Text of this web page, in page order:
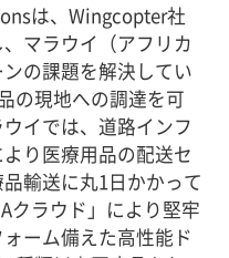
は、Wingcopter社
マラウイ（アフリカ
の課題を解決してい
の現地への調達を可
イでは、道路インフ
り医療用品の配送セ
輸送に丸1日かかって
クラウド」により堅牢
ーム備えた高性能ド